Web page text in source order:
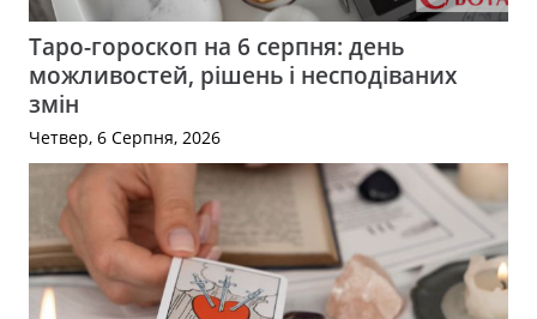
Таро-гороскоп на 6 серпня: день
можливостей, рішень і несподіваних
змін
Четвер, 6 Серпня, 2026